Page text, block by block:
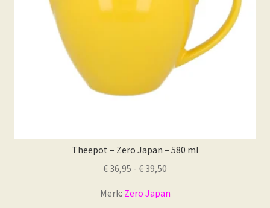
de
productpagina
Theepot – Zero Japan – 580 ml
€ 36,95 - € 39,50
tot
Merk: Zero Japan